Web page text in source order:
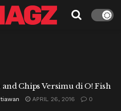
and Chips Versimu di O! Fish
APRIL 26, 2016 0